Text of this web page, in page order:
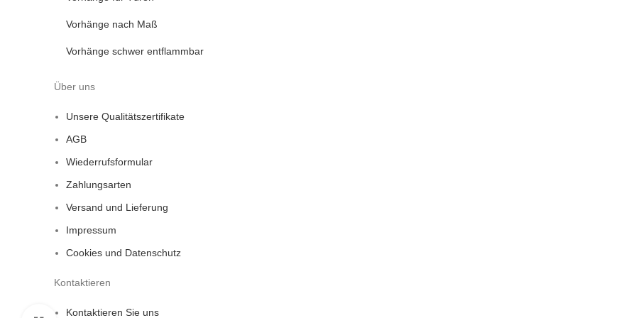
Vorhänge nach Maß
Vorhänge schwer entflammbar
Über uns
Unsere Qualitätszertifikate
AGB
Wiederrufsformular
Zahlungsarten
Versand und Lieferung
Impressum
Cookies und Datenschutz
Kontaktieren
Kontaktieren Sie uns